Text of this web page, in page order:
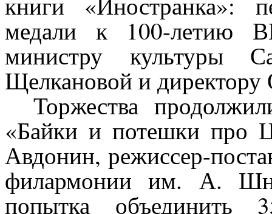
медали к 100-
министру культуры
Щелкановой и
Торжества
«Байки и потешки про
Авдонин, режиссер-
филармонии им. А.
попытка объединить